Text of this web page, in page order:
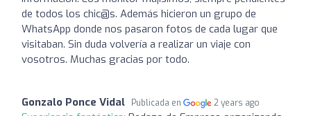
de todos los chic@s. Además hicieron un grupo de
WhatsApp donde nos pasaron fotos de cada lugar que
visitaban. Sin duda volvería a realizar un viaje con
vosotros. Muchas gracias por todo.
Gonzalo Ponce Vidal Publicada en 2 years ago